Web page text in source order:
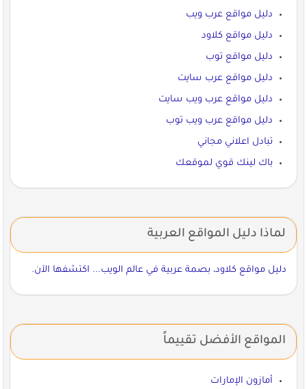
دليل مواقع عرب ويب
دليل مواقع كلاود
دليل مواقع توب
دليل مواقع عرب سايت
دليل مواقع عرب ويب سايت
دليل مواقع عرب ويب توب
تبادل اعلاني مجاني
باك لينك قوي لموقعك
لماذا دليل المواقع العربية
دليل مواقع كلاود، بصمة عربية في عالم الويب... اكتشفها الآن.
المواقع الأفضل تقييماً
أمازون الإمارات